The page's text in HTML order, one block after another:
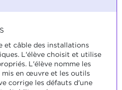
et câble des installations
L'élève choisit et utilise
L'élève nomme les
mis en œuvre et les outils
corrige les défauts d'une